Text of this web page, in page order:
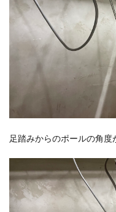
足踏みからのポールの角度